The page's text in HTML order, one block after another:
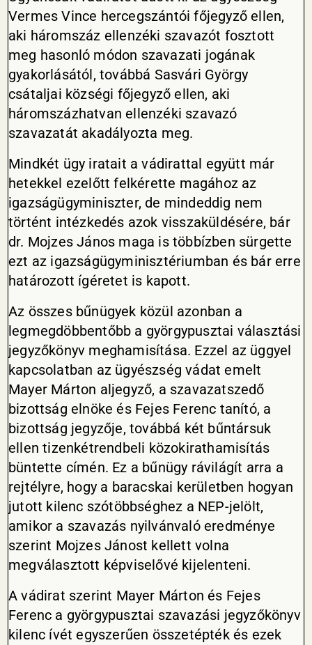
Vermes Vince hercegszántói főjegyző ellen,
aki háromszáz ellenzéki szavazót fosztott
meg hasonló módon szavazati jogának
gyakorlásától, továbbá Sasvári György
csátaljai községi főjegyző ellen, aki
háromszázhatvan ellenzéki szavazó
szavazatát akadályozta meg.
Mindkét ügy iratait a vádirattal együtt már
hetekkel ezelőtt felkérette magához az
igazságügyminiszter, de mindeddig nem
történt intézkedés azok visszaküldésére, bár
dr. Mojzes János maga is többízben sürgette
ezt az igazságügyminisztériumban és bár erre
határozott ígéretet is kapott.
Az összes bűnügyek közül azonban a
legmegdöbbentőbb a györgypusztai választási
jegyzőkönyv meghamisítása. Ezzel az üggyel
kapcsolatban az ügyészség vádat emelt
Mayer Márton aljegyző, a szavazatszedő
bizottság elnöke és Fejes Ferenc tanító, a
bizottság jegyzője, továbbá két bűntársuk
ellen tizenkétrendbeli közokirathamisítás
büntette címén. Ez a bűnügy rávilágít arra a
rejtélyre, hogy a baracskai kerületben hogyan
jutott kilenc szótöbbséghez a NEP-jelölt,
amikor a szavazás nyilvánvaló eredménye
szerint Mojzes Jánost kellett volna
megválasztott képviselővé kijelenteni.
A vádirat szerint Mayer Márton és Fejes
Ferenc a györgypusztai szavazási jegyzőkönyv
kilenc ívét egyszerűen összetépték és ezek